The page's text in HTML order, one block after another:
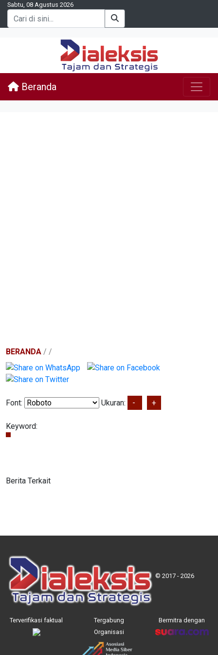
Sabtu, 08 Agustus 2026
Beranda
BERANDA / /
Font: Ukuran: - +
Keyword:
Berita Terkait
© 2017 - 2026
Terverifikasi faktual
Tergabung
Organisasi
Bermitra dengan